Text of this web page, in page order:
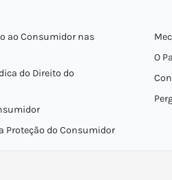
ao Consumidor nas
do Direito do
Proteção do Consumidor
O